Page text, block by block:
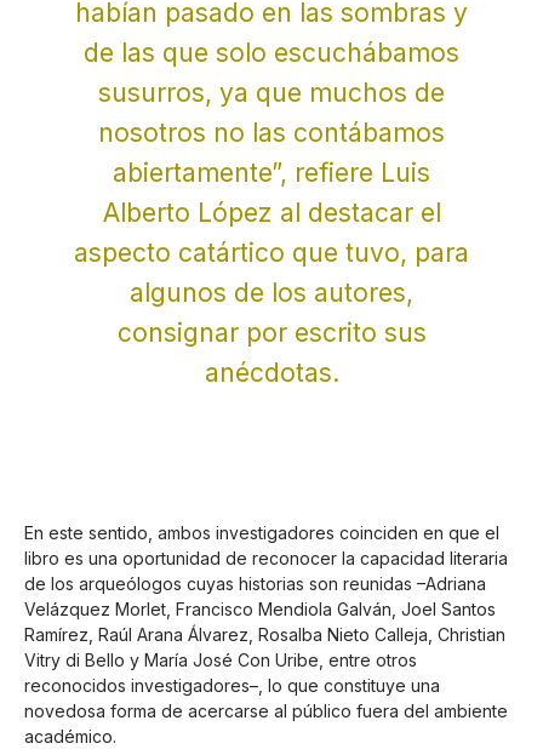
habían pasado en las sombras y
de las que solo escuchábamos
susurros, ya que muchos de
nosotros no las contábamos
abiertamente”, refiere Luis
Alberto López al destacar el
aspecto catártico que tuvo, para
algunos de los autores,
consignar por escrito sus
anécdotas.
En este sentido, ambos investigadores coinciden en que el
libro es una oportunidad de reconocer la capacidad literaria
de los arqueólogos cuyas historias son reunidas –Adriana
Velázquez Morlet, Francisco Mendiola Galván, Joel Santos
Ramírez, Raúl Arana Álvarez, Rosalba Nieto Calleja, Christian
Vitry di Bello y María José Con Uribe, entre otros
reconocidos investigadores–, lo que constituye una
novedosa forma de acercarse al público fuera del ambiente
académico.